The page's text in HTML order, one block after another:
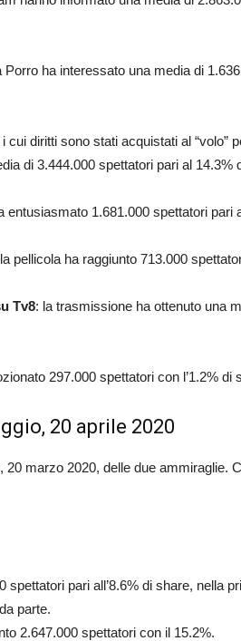
Porro ha interessato una media di
i cui diritti sono stati acquistati al “volo”
di 3.444.000 spettatori pari al 14.3%
entusiasmato 1.681.000 spettatori pari
pellicola ha raggiunto 713.000
Tv8: la trasmissione ha ottenuto una
297.000 spettatori con l’1.2% di
20 aprile 2020
marzo 2020, delle due ammiraglie.
spettatori pari all’8.6% di share, nella
parte.
2.647.000 spettatori con il 15.2%.